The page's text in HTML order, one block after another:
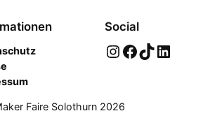
Social
InstagramFacebook TikTok LinkedIn
Faire Solothurn 2026